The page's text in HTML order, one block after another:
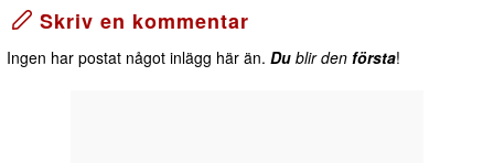
Skriv en kommentar
Ingen har postat något inlägg här än. Du blir den första!